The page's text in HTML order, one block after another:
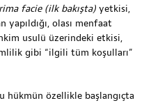
facie (ilk bakışta) yetkisi,
olası menfaat
usulü üzerindeki etkisi,
gibi “ilgili tüm koşulları”
hükmün özellikle başlangıçta